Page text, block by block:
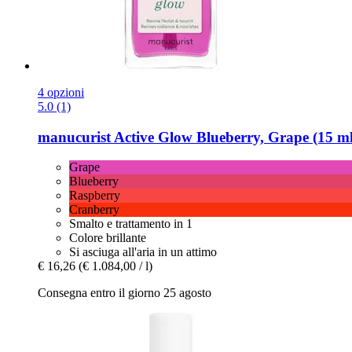
4 opzioni
5.0 (1)
manucurist Active Glow Blueberry, Grape (15
Grape
Blueberry
Raspberry
Cranberry
Smalto e trattamento in 1
Colore brillante
Si asciuga all'aria in un attimo
€ 16,26 (€ 1.084,00 / l)
Consegna entro il giorno 25 agosto